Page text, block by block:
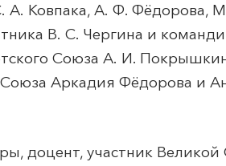
А. Ковпака, А. Ф. Фёдорова,
В. С. Чергина и
Союза А. И.
Аркадия Фёдорова и
доцент, участник